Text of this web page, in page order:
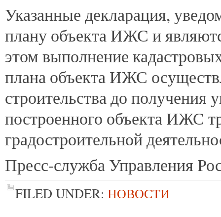
Указанные декларация,
плану объекта ИЖС и
этом выполнение
плана объекта ИЖС
строительства до получения
построенного объекта ИЖС
градостроительной
Пресс-служба Управления
FILED UNDER: НОВОСТИ